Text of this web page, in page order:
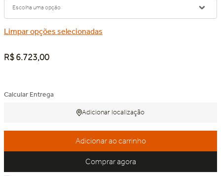
Escolha uma opção
Limpar opções selecionadas
R$6.723,00
Calcular Entrega
Adicionar localização
Adicionar ao carrinho
Comprar agora